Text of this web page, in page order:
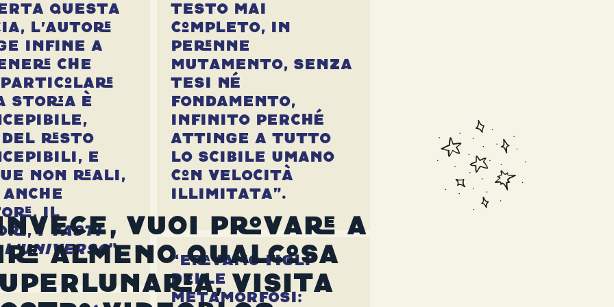
testo mai
completo, in
perenne
mutamento, senza
tesi né
fondamento,
infinito perché
attinge a tutto
lo scibile umano
con velocità
illimitata”.
questa
l’autore
infine a
che
storia è
del resto
e
non reali,
anche
il
i vasti
l’universo”.
“Eravamo figli
delle
metamorfosi:
vuoi provare a
almeno qualcosa
visita